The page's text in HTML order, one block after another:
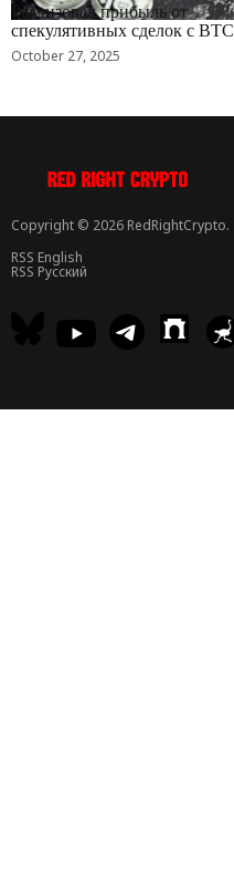
Реализовал прибыль от
спекулятивных сделок с BTC
October 27, 2025
Copyright © 2026 RedRightCrypto.
RSS English
RSS Русский